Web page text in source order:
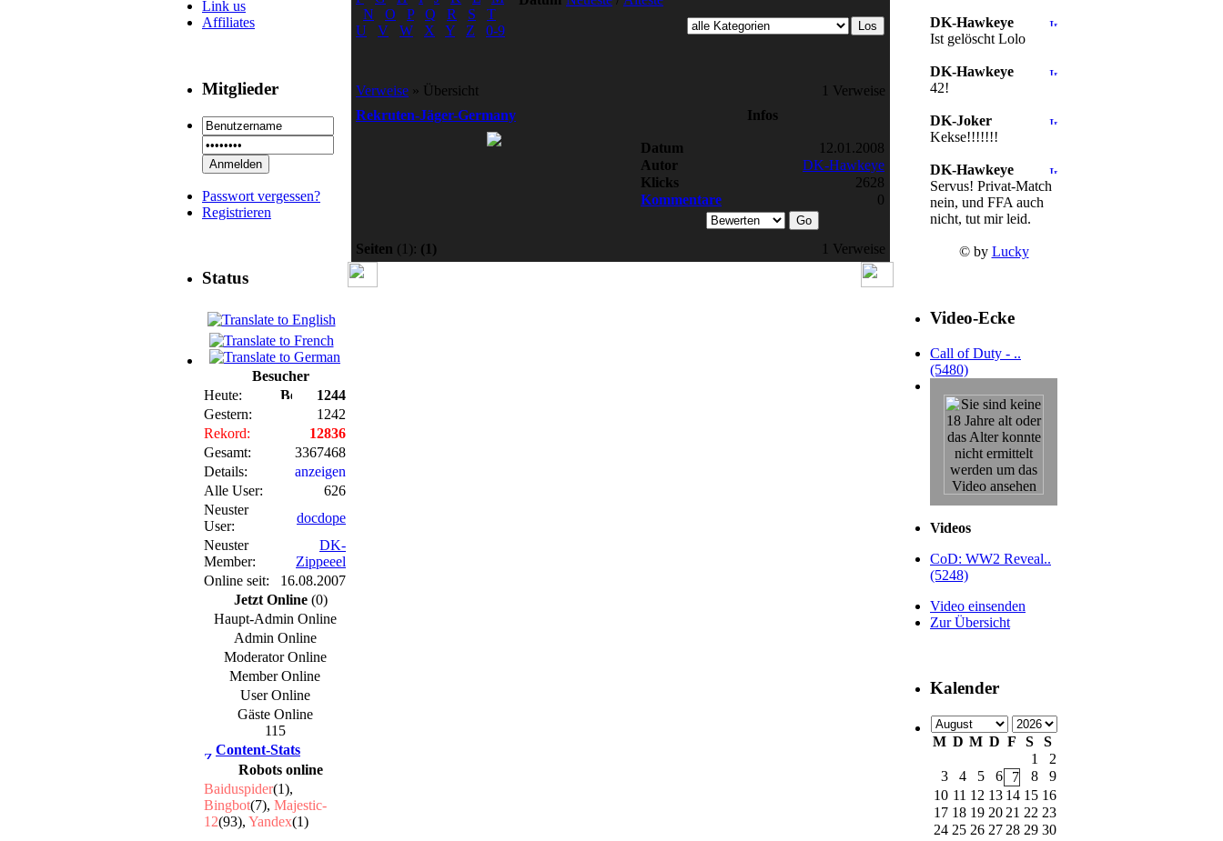
Link us
Affiliates
Mitglieder
Passwort vergessen?
Registrieren
Status
Besucher
Heute:
1244
Gestern:
1242
Rekord:
12836
Gesamt:
3367468
Details:
anzeigen
Alle User:
626
Neuster
User:
docdope
Neuster
Member:
DK-
Zippeeel
Online seit:
16.08.2007
Jetzt Online (0)
Haupt-Admin Online
Admin Online
Moderator Online
Member Online
User Online
Gäste Online
115
Content-Stats
Robots online
Baiduspider(1),
Bingbot(7), Majestic-
12(93), Yandex(1)
N
O P Q R S
T
U
V W X Y Z 0-9
Verweise » Übersicht
1 Verweise
Rekruten-Jäger-Germany
Infos
Datum
12.01.2008
Autor
DK-Hawkeye
Klicks
2628
Kommentare
0
Seiten (1): (1) 1 Verweise
DK-Hawkeye
Ist gelöscht Lolo
DK-Hawkeye
42!
DK-Joker
Kekse!!!!!!!
DK-Hawkeye
Servus! Privat-Match
nein, und FFA auch
nicht, tut mir leid.
© by Lucky
Video-Ecke
Call of Duty - ..
(5480)
Videos
CoD: WW2 Reveal..
(5248)
Video einsenden
Zur Übersicht
Kalender
M D M D F S
S
1
2
3
4 5 6 7 8
9
10 11 12 13 14 15 16
17 18 19 20 21 22 23
24 25 26 27 28 29 30